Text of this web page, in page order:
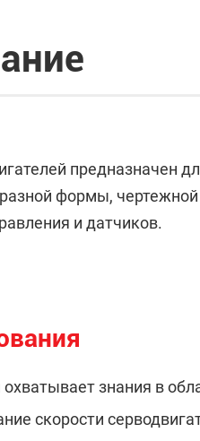
предназначен
формы,
и датчиков.
знания в
скорости